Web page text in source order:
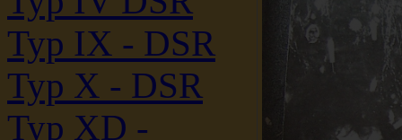
Typ IX - DSR
Typ X - DSR
Typ XD -